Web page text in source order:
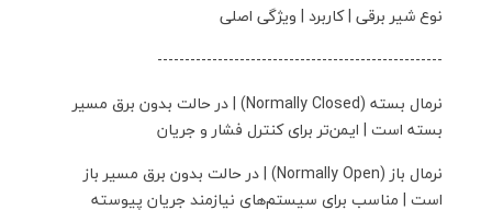
نوع شیر برقی | کاربرد | ویژگی اصلی
----------------------------------------------------
نرمال بسته (Normally Closed) | در حالت بدون برق مسیر
بسته است | ایمن‌تر برای کنترل فشار و جریان
نرمال باز (Normally Open) | در حالت بدون برق مسیر باز
است | مناسب برای سیستم‌های نیازمند جریان پیوسته